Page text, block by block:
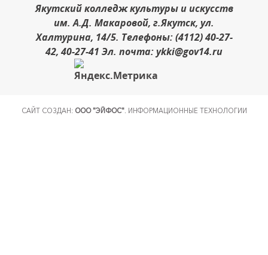
Якутский колледж культуры и искусств
им. А.Д. Макаровой, г.Якутск, ул.
Халтурина, 14/5. Телефоны: (4112) 40-27-
42, 40-27-41 Эл. почта: ykki@gov14.ru
САЙТ СОЗДАН: ООО "ЭЙФОС". ИНФОРМАЦИОННЫЕ ТЕХНОЛОГИИ